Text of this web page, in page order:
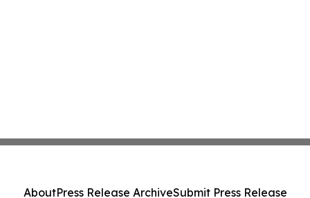
AboutPress Release ArchiveSubmit Press Release